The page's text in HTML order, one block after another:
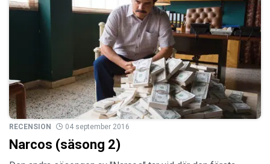
RECENSION 04 september 2016
Narcos (säsong 2)